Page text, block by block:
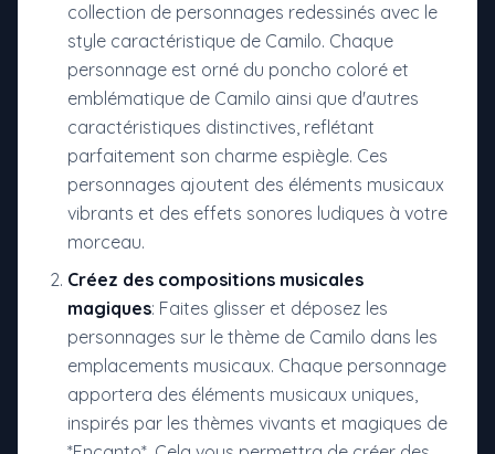
collection de personnages redessinés avec le
style caractéristique de Camilo. Chaque
personnage est orné du poncho coloré et
emblématique de Camilo ainsi que d'autres
caractéristiques distinctives, reflétant
parfaitement son charme espiègle. Ces
personnages ajoutent des éléments musicaux
vibrants et des effets sonores ludiques à votre
morceau.
Créez des compositions musicales
magiques: Faites glisser et déposez les
personnages sur le thème de Camilo dans les
emplacements musicaux. Chaque personnage
apportera des éléments musicaux uniques,
inspirés par les thèmes vivants et magiques de